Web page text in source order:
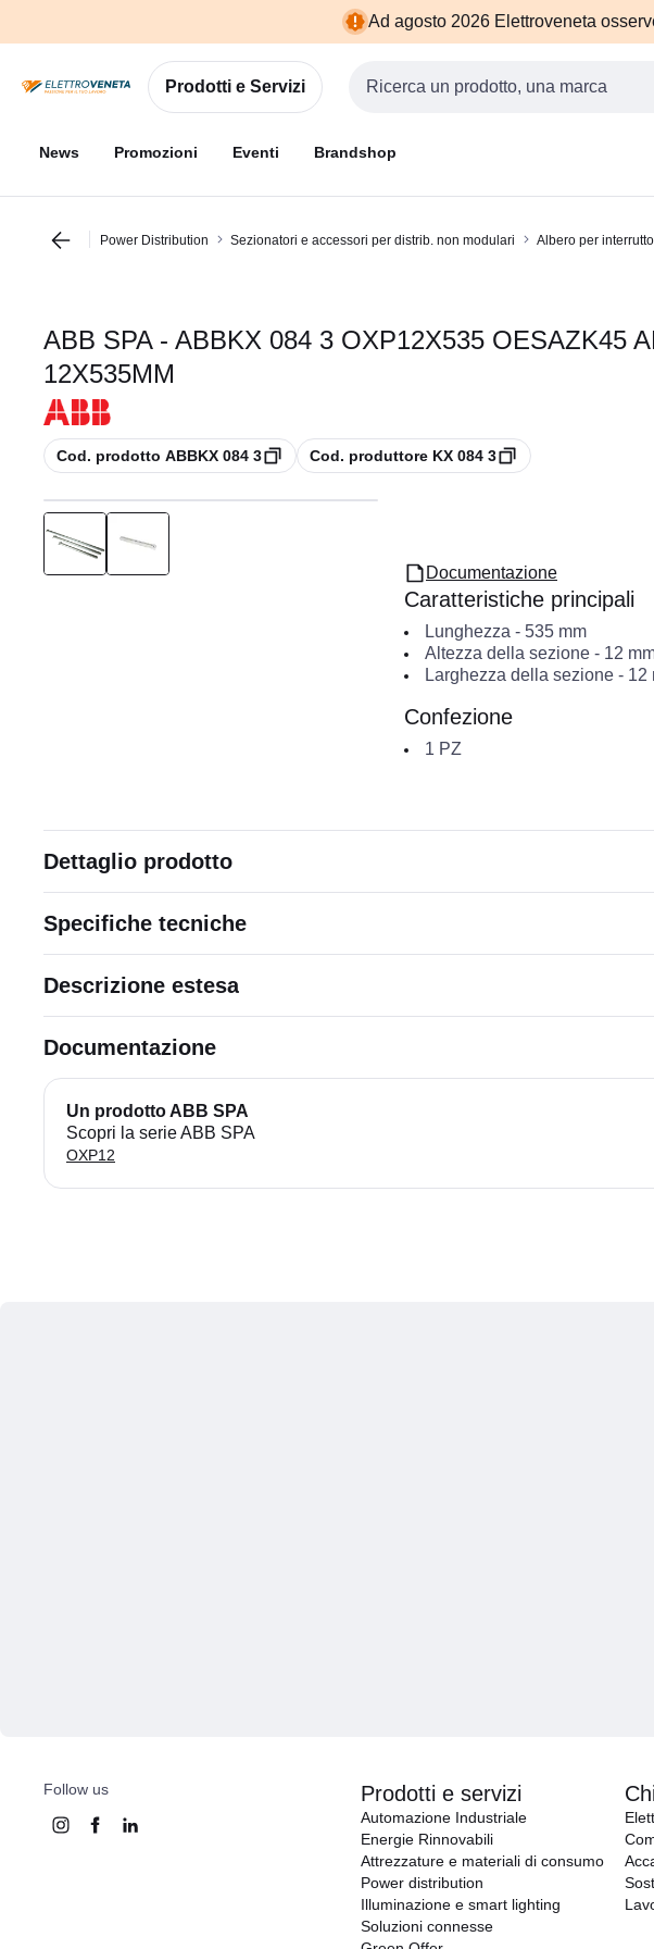
Ad agosto 2026 Elettroveneta
Prodotti e Servizi
Cerca input
News Promozioni Eventi Brandshop
Power Distribution Sezionatori e accessori per distrib. non modulari Albero per
ABB SPA - ABBKX 084 3 OXP12X535 OESAZK45
12X535MM
copiaCod. prodotto ABBKX 084 3 copiaCod. produttore KX 084 3
Documentazione
Caratteristiche principali
Lunghezza - 535 mm
Altezza della sezione- 12
Larghezza della sezione- 12
Confezione
1 PZ
Dettaglio prodotto
Specifiche tecniche
Descrizione estesa
Documentazione
Un prodotto ABB SPA
Scopri la serie ABB SPA
OXP12
Follow us Prodotti e servizi
Automazione Industriale
Energie Rinnovabili
Attrezzature e materiali di consumo
Power distribution
Illuminazione e smart lighting
Soluzioni connesse